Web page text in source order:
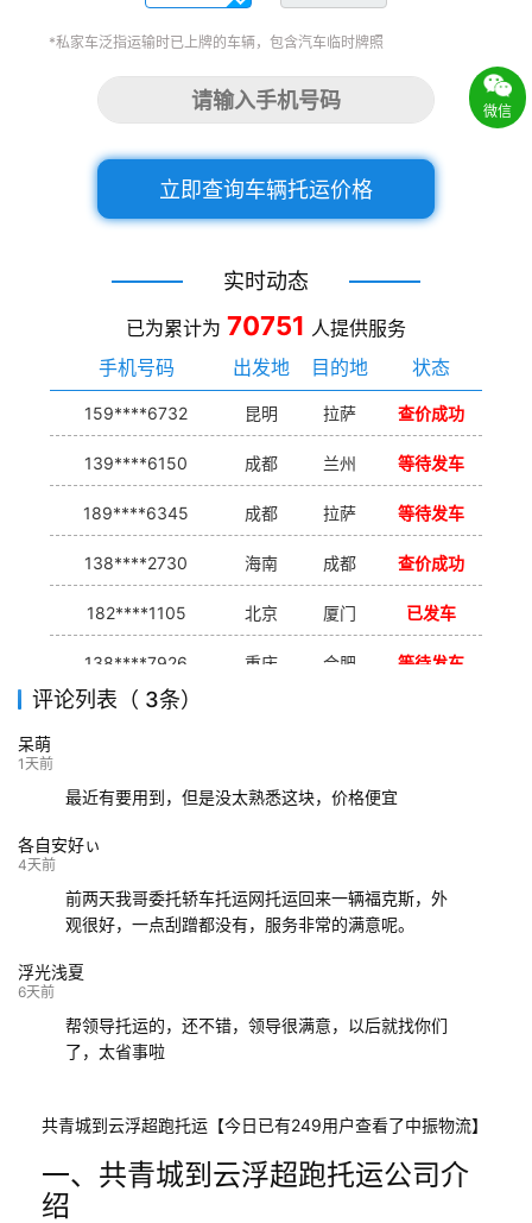
*私家车泛指运输时已上牌的车辆，包含汽车临时牌照
立即查询车辆托运价格
实时动态
已为累计为 70751 人提供服务
手机号码
出发地 目的地 状态
159****6732 昆明 拉萨 查价成功
139****6150 成都 兰州 等待发车
189****6345 成都 拉萨 等待发车
138****2730 海南 成都 查价成功
182****1105 北京 厦门 已发车
138****7926 重庆 合肥 等待发车
139****9233
评论列表（ 3条）
呆萌
1天前
最近有要用到，但是没太熟悉这块，价格便宜
各自安好ぃ
4天前
前两天我哥委托轿车托运网托运回来一辆福克斯，外
观很好，一点刮蹭都没有，服务非常的满意呢。
浮光浅夏
6天前
帮领导托运的，还不错，领导很满意，以后就找你们
了，太省事啦
共青城到云浮超跑托运【今日已有249用户查看了中振物流】
一、共青城到云浮超跑托运公司介
绍
微信